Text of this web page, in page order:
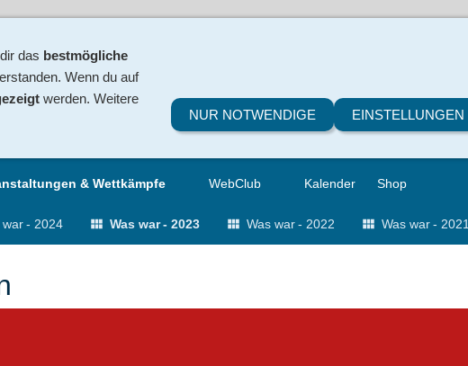
& Wettkämpfe WebClub Kalender Shop
war - 2024 Was war - 2023 Was war - 2022 Was war - 2021
das bestmögliche
Wenn du auf
werden. Weitere
NUR NOTWENDIGE EINSTELLUNGEN